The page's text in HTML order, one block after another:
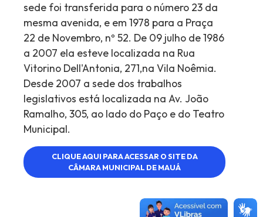
sede foi transferida para o número 23 da
mesma avenida, e em 1978 para a Praça
22 de Novembro, nº 52. De 09 julho de 1986
a 2007 ela esteve localizada na Rua
Vitorino Dell'Antonia, 271,na Vila Noêmia.
Desde 2007 a sede dos trabalhos
legislativos está localizada na Av. João
Ramalho, 305, ao lado do Paço e do Teatro
Municipal.
CLIQUE AQUI PARA ACESSAR O SITE DA
CÂMARA MUNICIPAL DE MAUÁ